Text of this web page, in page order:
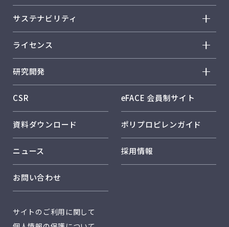
トップメッセージ
経営方針
会社概要
事業概要
製品情報 トップ
ノバテック™ PP
ウィンテック™
ウェイマックス™
ファンクスター™
製品用途分野一覧
サステナビリティ
サステナビリティ トップ
トップメッセージ
レスポンシブル・ケア
保安・安全
パフォーマンスデータ
日本ポリプロのソリューション
ライセンス
ライセンス トップ
歴史
製品
技術
研究開発
研究開発 トップ
研究開発方針・戦略
研究体制・研究所紹介
コア技術 メタロセン触媒
コア技術 複合材料設計技術
CSR eFACE 会員制サイト
資料ダウンロード ポリプロピレンガイド
ニュース 採用情報
お問い合わせ
サイトのご利用に関して